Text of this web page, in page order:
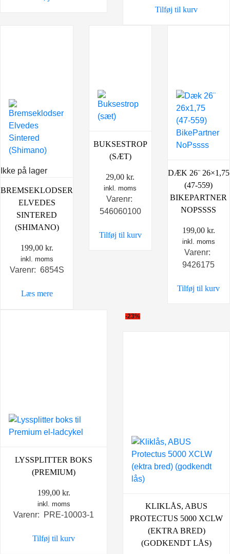
Tilføj til kurv
Ikke på lager
BREMSEKLODSER
ELVEDES
SINTERED
(SHIMANO)
199,00 kr.
inkl. moms
Varenr: 6854S
Læs mere
BUKSESTROP
(SÆT)
29,00kr.
inkl. moms
Varenr:
546060100
Tilføj til kurv
DÆK 26¨ 26×1,75
(47-559)
BIKEPARTNER
NOPSSSS
199,00 kr.
inkl. moms
Varenr:
9426175
Tilføj til kurv
LYSSPLITTER BOKS
(PREMIUM)
199,00 kr.
inkl. moms
Varenr: PRE-10003-1
Tilføj til kurv
-23%
KLIKLÅS, ABUS
PROTECTUS 5000 XCLW
(EKTRA BRED)
(GODKENDT LÅS)